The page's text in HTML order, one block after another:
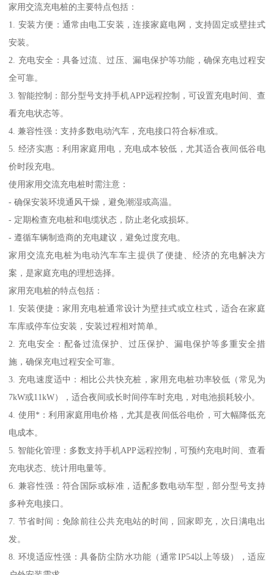
家用交流充电桩的主要特点包括：
1. 安装方便：通常由电工安装，连接家庭电网，支持固定或壁挂式
安装。
2. 充电安全：具备过流、过压、漏电保护等功能，确保充电过程安
全可靠。
3. 智能控制：部分型号支持手机APP远程控制，可设置充电时间、查
看充电状态等。
4. 兼容性强：支持多数电动汽车，充电接口符合标准或。
5. 经济实惠：利用家庭用电，充电成本较低，尤其适合夜间低谷电
价时段充电。
使用家用交流充电桩时需注意：
- 确保安装环境通风干燥，避免潮湿或高温。
- 定期检查充电桩和电缆状态，防止老化或损坏。
- 遵循车辆制造商的充电建议，避免过度充电。
家用交流充电桩为电动汽车车主提供了便捷、经济的充电解决方
案，是家庭充电的理想选择。
家用充电桩的特点包括：
1. 安装便捷：家用充电桩通常设计为壁挂式或立柱式，适合在家庭
车库或停车位安装，安装过程相对简单。
2. 充电安全：配备过流保护、过压保护、漏电保护等多重安全措
施，确保充电过程安全可靠。
3. 充电速度适中：相比公共快充桩，家用充电桩功率较低（常见为
7kW或11kW），适合夜间或长时间停车时充电，对电池损耗较小。
4. 使用*：利用家庭用电价格，尤其是夜间低谷电价，可大幅降低充
电成本。
5. 智能化管理：多数支持手机APP远程控制，可预约充电时间、查看
充电状态、统计用电量等。
6. 兼容性强：符合国际或标准，适配多数电动车型，部分型号支持
多种充电接口。
7. 节省时间：免除前往公共充电站的时间，回家即充，次日满电出
发。
8. 环境适应性强：具备防尘防水功能（通常IP54以上等级），适应